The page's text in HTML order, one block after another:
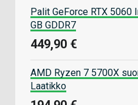
Palit GeForce RTX 5060
GB GDDR7
449,90 €
AMD Ryzen 7 5700X
Laatikko